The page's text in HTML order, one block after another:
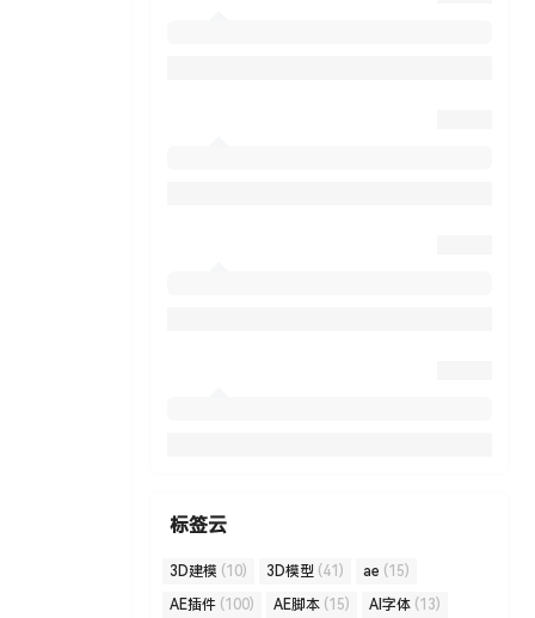
标签云
3D建模 (10) 3D模型 (41) ae (15)
AE插件 (100) AE脚本 (15) AI字体 (13)